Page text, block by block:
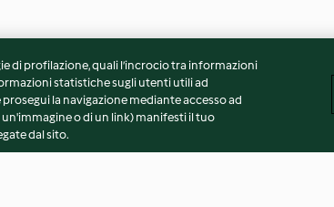
di profilazione, quali l’incrocio tra informazioni
statistiche sugli utenti utili ad
la navigazione mediante accesso ad
o di un link) manifesti il tuo
dal sito.